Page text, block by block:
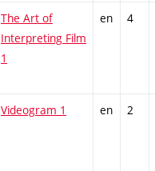
The Art of
Interpreting Film
1
en 4
Videogram 1 en 2